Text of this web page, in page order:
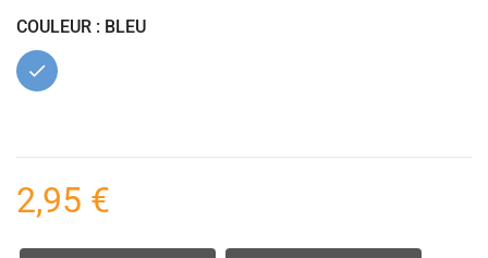
COULEUR : BLEU
Bleu
2,95 €